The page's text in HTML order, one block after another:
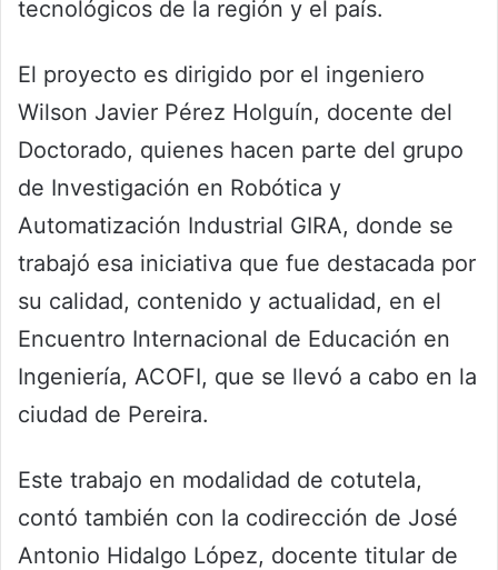
tecnológicos de la región y el país.
El proyecto es dirigido por el ingeniero
Wilson Javier Pérez Holguín, docente del
Doctorado, quienes hacen parte del grupo
de Investigación en Robótica y
Automatización Industrial GIRA, donde se
trabajó esa iniciativa que fue destacada por
su calidad, contenido y actualidad, en el
Encuentro Internacional de Educación en
Ingeniería, ACOFI, que se llevó a cabo en la
ciudad de Pereira.
Este trabajo en modalidad de cotutela,
contó también con la codirección de José
Antonio Hidalgo López, docente titular de